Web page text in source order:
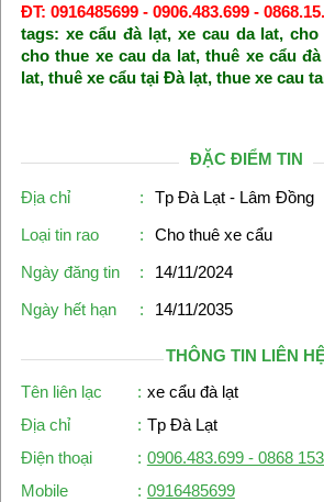
ĐT: 0916485699 - 0906.483.699 -
tags: xe cẩu đà lạt, xe cau da lat,cho
cho thue xe cau da lat,thuê xe cẩu
lat, thuê xe cẩu tại Đà lạt, thue xe cau
ĐẶC ĐIỂM TIN
Địa chỉ :
Tp Đà Lạt - Lâm Đồng
Loại tin rao
:
Cho thuê xe cẩu
Ngày đăng tin
:
14/11/2024
Ngày hết hạn
: 14/11/2035
THÔNG TIN LIÊN
Tên liên lạc
: xe cẩu đà lạt
Địa chỉ
: Tp Đà Lạt
Điện thoại
: 0906.483.699 - 0868
Mobile
: 0916485699